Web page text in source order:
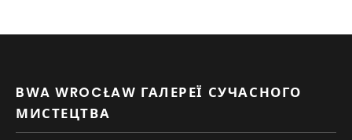
BWA WROCŁAW ГАЛЕРЕЇ СУЧАСНОГО
МИСТЕЦТВА